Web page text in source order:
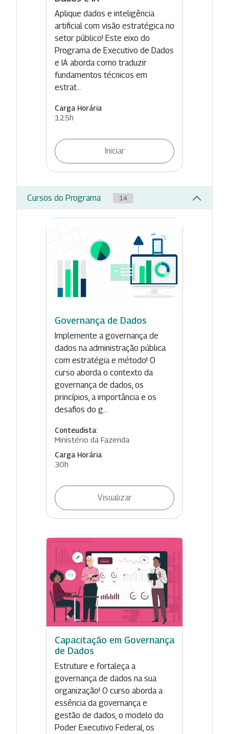
Aplique dados e inteligência
artificial com visão estratégica no
setor público! Este eixo do
Programa de Executivo de Dados
e IA aborda como traduzir
fundamentos técnicos em
estrat...
Carga Horária
125h
Iniciar
Cursos do Programa 14
Governança de Dados
Implemente a governança de
dados na administração pública
com estratégia e método! O
curso aborda o contexto da
governança de dados, os
princípios, a importância e os
desafios do g...
Conteudista:
Ministério da Fazenda
Carga Horária
30h
Visualizar
Capacitação em Governança
de Dados
Estruture e fortaleça a
governança de dados na sua
organização! O curso aborda a
essência da governança e
gestão de dados, o modelo do
Poder Executivo Federal, os